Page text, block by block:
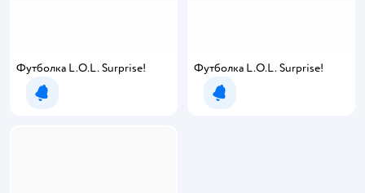
Футболка L.O.L. Surprise!
Уведомить о появлении
Футболка L.O.L. Surprise!
Уведомить о появлении